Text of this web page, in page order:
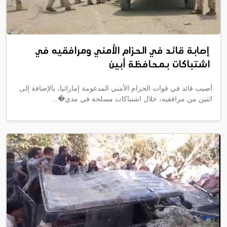
إصابة قائد في الحزام الأمني ومرافقيه في
اشتباكات بمحافظة أبين
أصيب قائد في قوات الحزام الأمني المدعومة إماراتيا، بالإضافة إلى
اثنين من مرافقيه، خلال اشتباكات مسلحة في مدي�...